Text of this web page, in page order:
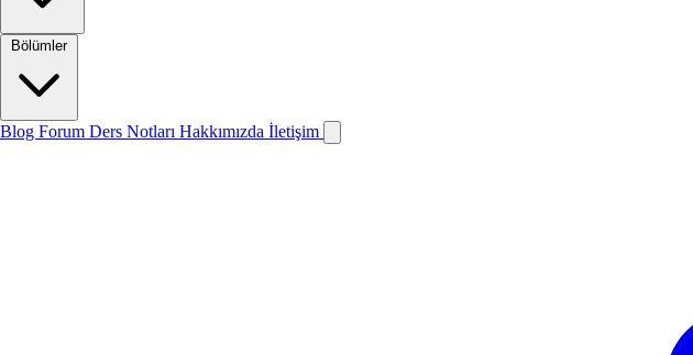
Bölümler
Blog Forum Ders Notları Hakkımızda İletişim